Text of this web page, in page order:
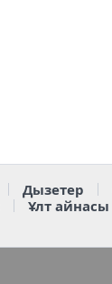
Дызетер
Ұлт айнасы